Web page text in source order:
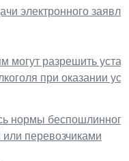
электронного
могут разрешить
при оказании
нормы беспошлинного
перевозчиками